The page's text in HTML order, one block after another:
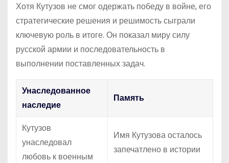
Хотя Кутузов не смог одержать победу в войне, его
стратегические решения и решимость сыграли
ключевую роль в итоге. Он показал миру силу
русской армии и последовательность в
выполнении поставленных задач.
Унаследованное
наследие
Память
Кутузов
унаследовал
любовь к военным
Имя Кутузова осталось
запечатлено в истории